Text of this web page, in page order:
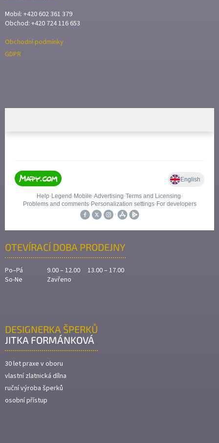
Mobil: +420 602 361 379
Obchod: +420 724 116 653
Obchodní podmínky
GDPR
OTEVÍRACÍ DOBA PRODEJNY
Po–Pá
9.00 – 12.00 13.00 – 17.00
So-Ne
Zavřeno
DESIGNERKA ŠPERKŮ
JITKA FORMÁNKOVÁ
30 let praxe v oboru
vlastní zlatnická dílna
ruční výroba šperků
osobní přístup